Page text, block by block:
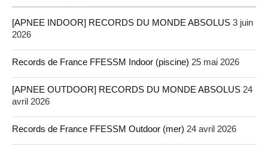
[APNEE INDOOR] RECORDS DU MONDE ABSOLUS 3 juin
2026
Records de France FFESSM Indoor (piscine) 25 mai 2026
[APNEE OUTDOOR] RECORDS DU MONDE ABSOLUS 24
avril 2026
Records de France FFESSM Outdoor (mer) 24 avril 2026